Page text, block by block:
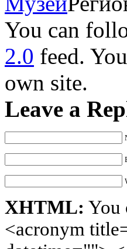
You can
2.0 feed.
own site.
Leave a
XHTML: You
<acronym